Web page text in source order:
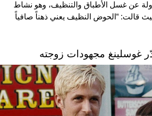
عن غسل الأطباق والتنظيف، وهو نشاط
حيث قالت: “الحوض النظيف يعني ذهناً صافياً
غوسلينغ مجهودات زوجته